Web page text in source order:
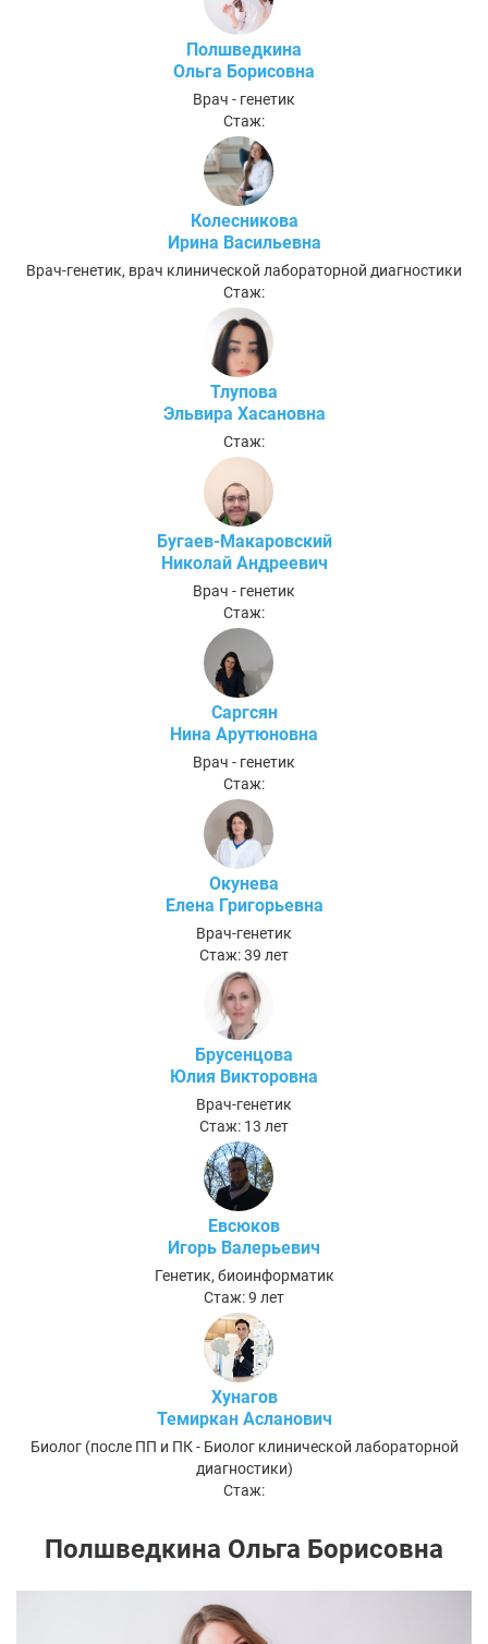
Полшведкина
Ольга Борисовна
Врач - генетик
Стаж:
Колесникова
Ирина Васильевна
Врач-генетик, врач клинической лабораторной диагностики
Стаж:
Тлупова
Эльвира Хасановна
Стаж:
Бугаев-Макаровский
Николай Андреевич
Врач - генетик
Стаж:
Саргсян
Нина Арутюновна
Врач - генетик
Стаж:
Окунева
Елена Григорьевна
Врач-генетик
Стаж: 39 лет
Брусенцова
Юлия Викторовна
Врач-генетик
Стаж: 13 лет
Евсюков
Игорь Валерьевич
Генетик, биоинформатик
Стаж: 9 лет
Хунагов
Темиркан Асланович
Биолог (после ПП и ПК - Биолог клинической лабораторной
диагностики)
Стаж:
Полшведкина Ольга Борисовна